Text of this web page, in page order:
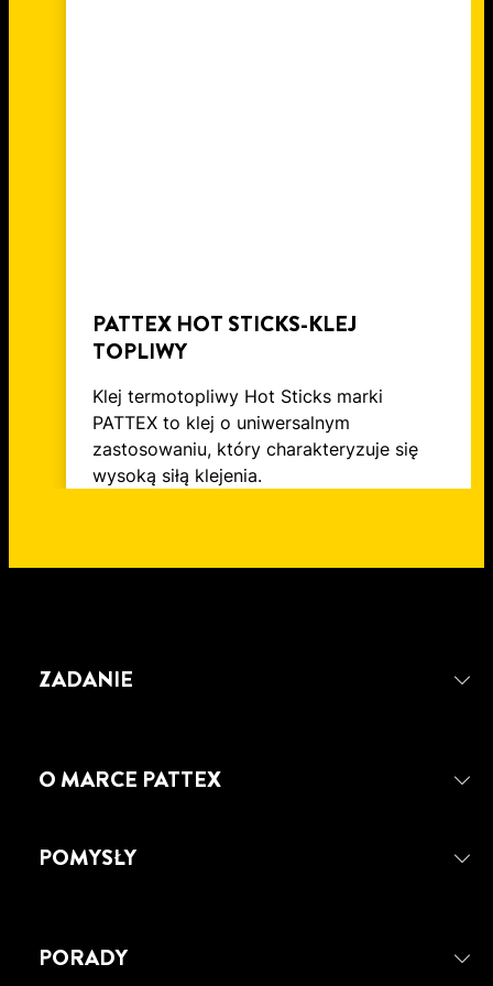
PATTEX HOT STICKS-KLEJ
TOPLIWY
Klej termotopliwy Hot Sticks marki
PATTEX to klej o uniwersalnym
zastosowaniu, który charakteryzuje się
wysoką siłą klejenia.
ZADANIE
O MARCE PATTEX
POMYSŁY
PORADY